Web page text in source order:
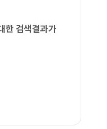
한 검색결과가